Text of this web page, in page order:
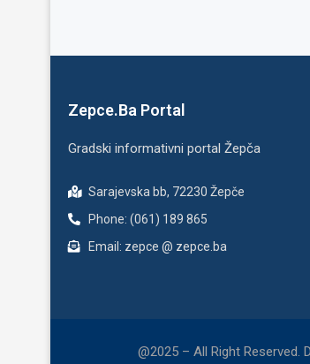
Zepce.Ba Portal
Gradski informativni portal Žepča
Sarajevska bb, 72230 Žepče
Phone: (061) 189 865
Email: zepce @ zepce.ba
@2025 – All Right Reserved.